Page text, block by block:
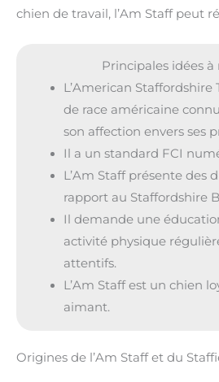
chien de travail, l’Am Staff peut
Principales idées à
L’American
de race américaine
son affection envers ses
Il a un standard FCI
L’Am Staff présente des
rapport au Staffordshire
Il demande une
activité physique
attentifs.
L’Am Staff est un chien
aimant.
Origines de l’Am Staff et du